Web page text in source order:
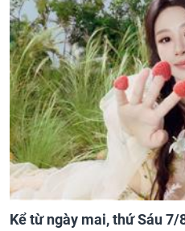
Kể từ ngày mai, thứ Sáu 7/